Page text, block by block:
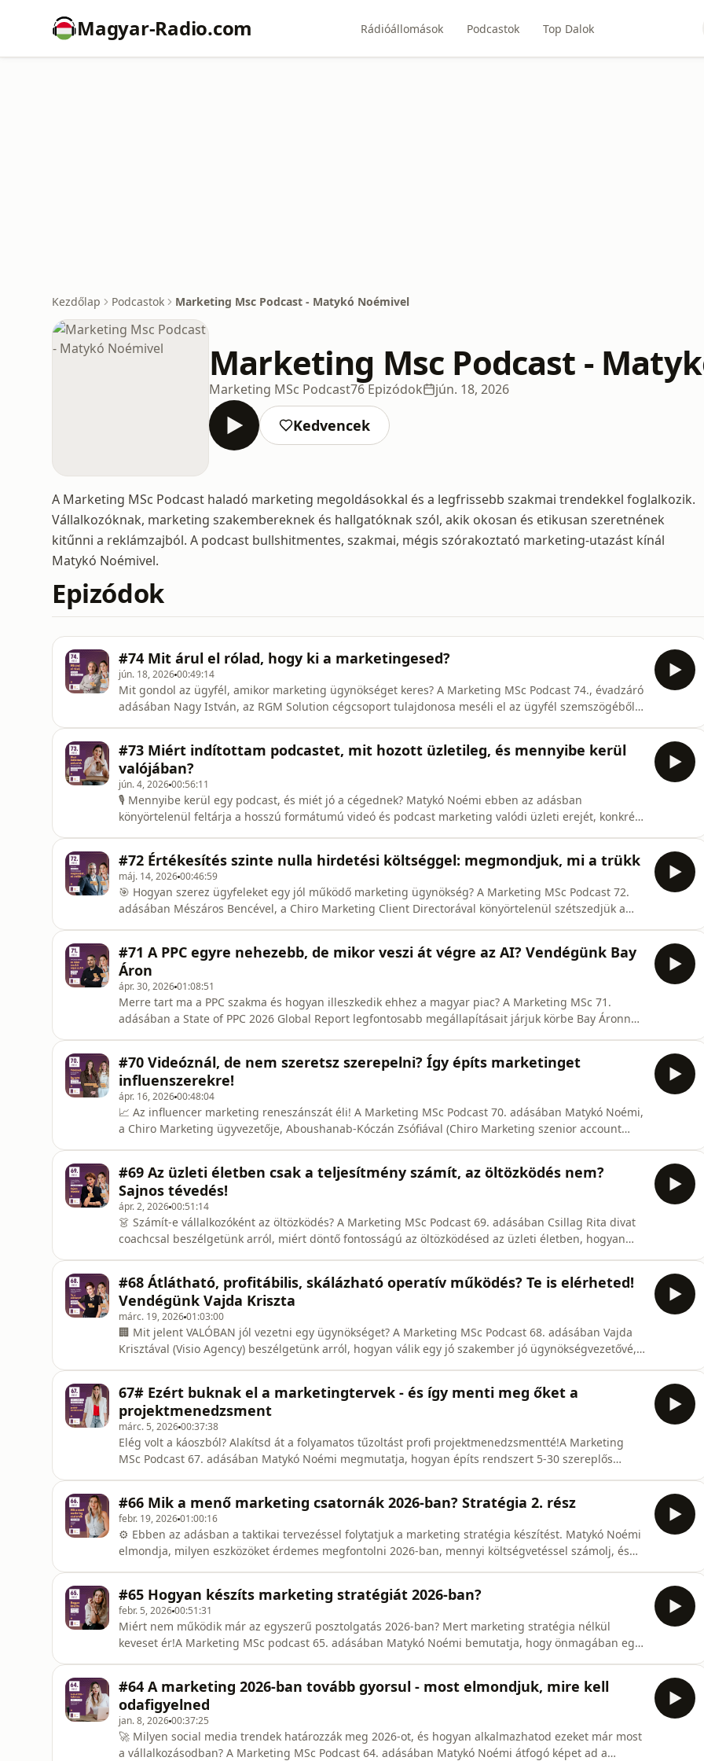
Magyar-Radio.com Rádióállomások Podcastok Top Dalok
Kezdőlap Podcastok Marketing Msc Podcast - Matykó Noémivel
Marketing Msc Podcast -
Marketing MSc Podcast76 Epizódok jún. 18, 2026
Kedvencek
A Marketing MSc Podcast haladó marketing megoldásokkal és a legfrissebb szakmai trendekkel foglalkozik.
Vállalkozóknak, marketing szakembereknek és hallgatóknak szól, akik okosan és etikusan szeretnének
kitűnni a reklámzajból. A podcast bullshitmentes, szakmai, mégis szórakoztató marketing-utazást kínál
Matykó Noémivel.
Epizódok
#74 Mit árul el rólad, hogy ki a marketingesed?
jún. 18, 202600:49:14
Mit gondol az ügyfél, amikor marketing ügynökséget keres? A Marketing MSc Podcast 74., évadzáró
adásában Nagy István, az RGM Solution cégcsoport tulajdonosa meséli el az ügyfél szemszögéből,
árlista alapján,
#73 Miért indítottam podcastet, mit hozott üzletileg, és mennyibe kerül
valójában?
jún. 4, 202600:56:11
🎙️ Mennyibe kerül egy podcast, és miét jó a cégednek? Matykó Noémi ebben az adásban
könyörtelenül feltárja a hosszú formátumú videó és podcast marketing valódi üzleti erejét, konkrét
magáról a marketing célú podcastolásról szól, mégsem magunkról beszélünk elsősorban - hanem
az elkötelezett podcastoláss
#72 Értékesítés szinte nulla hirdetési költséggel: megmondjuk, mi a trükk
máj. 14, 202600:46:59
🎯 Hogyan szerez ügyfeleket egy jól működő marketing ügynökség? A Marketing MSc Podcast 72.
adásában Mészáros Bencével, a Chiro Marketing Client Directorával könyörtelenül szétszedjük a
szerződéskötésig, miért nem alka
#71 A PPC egyre nehezebb, de mikor veszi át végre az AI? Vendégünk Bay
Áron
ápr. 30, 202601:08:51
Merre tart ma a PPC szakma és hogyan illeszkedik ehhez a magyar piac? A Marketing MSc 71.
adásában a State of PPC 2026 Global Report legfontosabb megállapításait járjuk körbe Bay Áronnal
mint 1300 PPC szakember töltötte ki globálisan, 50%-ban európaiak, 30%-ban észak-amerikaiak,
ügynökségek és in-house c
#70 Videóznál, de nem szeretsz szerepelni? Így építs marketinget
influenszerekre!
ápr. 16, 202600:48:04
📈 Az influencer marketing reneszánszát éli! A Marketing MSc Podcast 70. adásában Matykó Noémi,
a Chiro Marketing ügyvezetője, Aboushanab-Kóczán Zsófiával (Chiro Marketing szenior account
működik jobban az influencer
#69 Az üzleti életben csak a teljesítmény számít, az öltözködés nem?
Sajnos tévedés!
ápr. 2, 202600:51:14
👗 Számít-e vállalkozóként az öltözködés? A Marketing MSc Podcast 69. adásában Csillag Rita divat
coachcsal beszélgetünk arról, miért döntő fontosságú az öltözködésed az üzleti életben, hogyan
építésében.Ebben az epizódban megtudod, hogy már 20-50 milliszekundum alatt kialakul az első
benyomás, amikor v
#68 Átlátható, profitábilis, skálázható operatív működés? Te is elérheted!
Vendégünk Vajda Kriszta
márc. 19, 202601:03:00
🏢 Mit jelent VALÓBAN jól vezetni egy ügynökséget? A Marketing MSc Podcast 68. adásában Vajda
Krisztával (Visio Agency) beszélgetünk arról, hogyan válik egy jó szakember jó ügynökségvezetővé,
hogyan kerüld
67# Ezért buknak el a marketingtervek - és így menti meg őket a
projektmenedzsment
márc. 5, 202600:37:38
Elég volt a káoszból? Alakítsd át a folyamatos tűzoltást profi projektmenedzsmentté!A Marketing
MSc Podcast 67. adásában Matykó Noémi megmutatja, hogyan építs rendszert 5-30 szereplős
fázisát: tervezés, előkészítés,
#66 Mik a menő marketing csatornák 2026-ban? Stratégia 2. rész
febr. 19, 202601:00:16
⚙️ Ebben az adásban a taktikai tervezéssel folytatjuk a marketing stratégia készítést. Matykó Noémi
elmondja, milyen eszközöket érdemes megfontolni 2026-ban, mennyi költségvetéssel számolj, és
figyelembe az erőforrás
#65 Hogyan készíts marketing stratégiát 2026-ban?
febr. 5, 202600:51:31
Miért nem működik már az egyszerű posztolgatás 2026-ban? Mert marketing stratégia nélkül
keveset ér!A Marketing MSc podcast 65. adásában Matykó Noémi bemutatja, hogy önmagában egy
összetákolt &quot;stratégia&quot;, h
#64 A marketing 2026-ban tovább gyorsul - most elmondjuk, mire kell
odafigyelned
jan. 8, 202600:37:25
🚀 Milyen social media trendek határozzák meg 2026-ot, és hogyan alkalmazhatod ezeket már most
a vállalkozásodban? A Marketing MSc Podcast 64. adásában Matykó Noémi átfogó képet ad a